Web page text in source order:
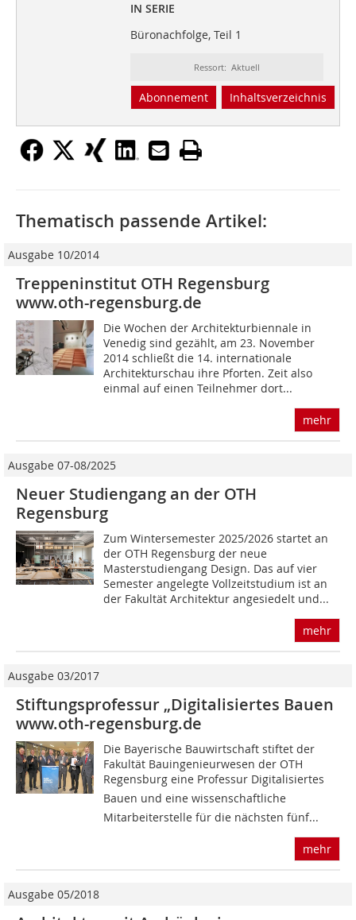
IN SERIE
Büronachfolge, Teil 1
Ressort: Aktuell
Abonnement Inhaltsverzeichnis
Thematisch passende Artikel:
Ausgabe 10/2014
Treppeninstitut OTH Regensburg
www.oth-regensburg.de
Die Wochen der Architekturbiennale in
Venedig sind gezählt, am 23. November
2014 schließt die 14. internationale
Architekturschau ihre Pforten. Zeit also
einmal auf einen Teilnehmer dort...
mehr
Ausgabe 07-08/2025
Neuer Studiengang an der OTH
Regensburg
Zum Wintersemester 2025/2026 startet an
der OTH Regensburg der neue
Masterstudiengang Design. Das auf vier
Semester angelegte Vollzeitstudium ist an
der Fakultät Architektur angesiedelt und...
mehr
Ausgabe 03/2017
Stiftungsprofessur „Digitalisiertes Bauen
www.oth-regensburg.de
Die Bayerische Bauwirtschaft stiftet der
Fakultät Bauingenieurwesen der OTH
Regensburg eine Professur Digitalisiertes
Bauen und eine wissenschaftliche
Mitarbeiterstelle für die nächsten fünf...
mehr
Ausgabe 05/2018